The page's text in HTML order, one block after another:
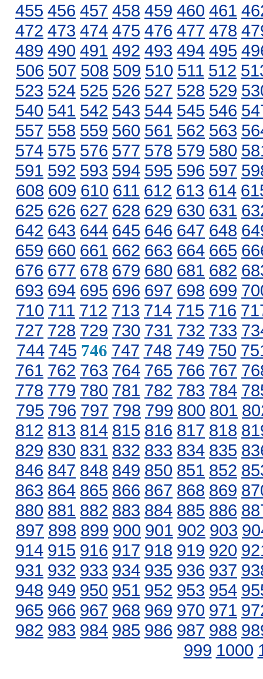
455 456 457 458 459 460 461
472 473 474 475 476 477 478
489 490 491 492 493 494 495
506 507 508 509 510 511 512
523 524 525 526 527 528 529
540 541 542 543 544 545 546
557 558 559 560 561 562 563
574 575 576 577 578 579 580
591 592 593 594 595 596 597
608 609 610 611 612 613 614
625 626 627 628 629 630 631
642 643 644 645 646 647 648
659 660 661 662 663 664 665
676 677 678 679 680 681 682
693 694 695 696 697 698 699
710 711 712 713 714 715 716
727 728 729 730 731 732 733
744 745 746 747 748 749 750
761 762 763 764 765 766 767
778 779 780 781 782 783 784
795 796 797 798 799 800 801
812 813 814 815 816 817 818
829 830 831 832 833 834 835
846 847 848 849 850 851 852
863 864 865 866 867 868 869
880 881 882 883 884 885 886
897 898 899 900 901 902 903
914 915 916 917 918 919 920
931 932 933 934 935 936 937
948 949 950 951 952 953 954
965 966 967 968 969 970 971
982 983 984 985 986 987 988
999 1000